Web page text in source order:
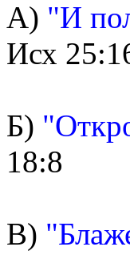
А) "И
Исх
Б)
18:8
В)